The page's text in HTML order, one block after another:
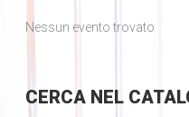
Nessun evento trovato
CERCANEL